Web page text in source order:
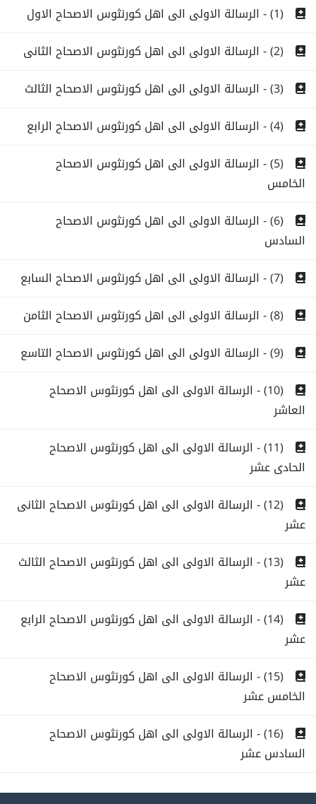
(1) - الرسالة الاولى الى اهل كورنثوس الاصحاح الاول
(2) - الرسالة الاولى الى اهل كورنثوس الاصحاح الثانى
(3) - الرسالة الاولى الى اهل كورنثوس الاصحاح الثالث
(4) - الرسالة الاولى الى اهل كورنثوس الاصحاح الرابع
(5) - الرسالة الاولى الى اهل كورنثوس الاصحاح
الخامس
(6) - الرسالة الاولى الى اهل كورنثوس الاصحاح
السادس
(7) - الرسالة الاولى الى اهل كورنثوس الاصحاح السابع
(8) - الرسالة الاولى الى اهل كورنثوس الاصحاح الثامن
(9) - الرسالة الاولى الى اهل كورنثوس الاصحاح التاسع
(10) - الرسالة الاولى الى اهل كورنثوس الاصحاح
العاشر
(11) - الرسالة الاولى الى اهل كورنثوس الاصحاح
الحادى عشر
(12) - الرسالة الاولى الى اهل كورنثوس الاصحاح الثانى
عشر
(13) - الرسالة الاولى الى اهل كورنثوس الاصحاح الثالث
عشر
(14) - الرسالة الاولى الى اهل كورنثوس الاصحاح الرابع
عشر
(15) - الرسالة الاولى الى اهل كورنثوس الاصحاح
الخامس عشر
(16) - الرسالة الاولى الى اهل كورنثوس الاصحاح
السادس عشر